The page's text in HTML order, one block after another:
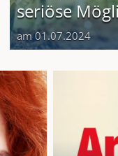
seriöse
am 01.07.2024